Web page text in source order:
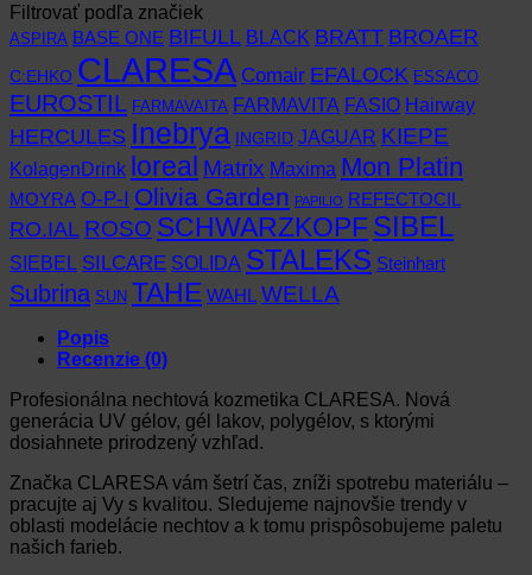
Filtrovať podľa značiek
ASPIRA BASE ONE BIFULL BLACK BRATT BROAER
C:EHKO CLARESA Comair EFALOCK ESSACO
EUROSTIL FARMAVAITA FARMAVITA FASIO Hairway
HERCULES Inebrya INGRID JAGUAR KIEPE
KolagenDrink loreal Matrix Maxima Mon Platin
MOYRA O-P-I Olivia Garden PAPILIO REFECTOCIL
RO.IAL ROSO SCHWARZKOPF SIBEL
SIEBEL SILCARE SOLIDA STALEKS Steinhart
Subrina SUN TAHE WAHL WELLA
Popis
Recenzie (0)
Profesionálna nechtová kozmetika CLARESA. Nová
generácia UV gélov, gél lakov, polygélov, s ktorými
dosiahnete prirodzený vzhľad.
Značka CLARESA vám šetrí čas, zníži spotrebu materiálu –
pracujte aj Vy s kvalitou. Sledujeme najnovšie trendy v
oblasti modelácie nechtov a k tomu prispôsobujeme paletu
našich farieb.